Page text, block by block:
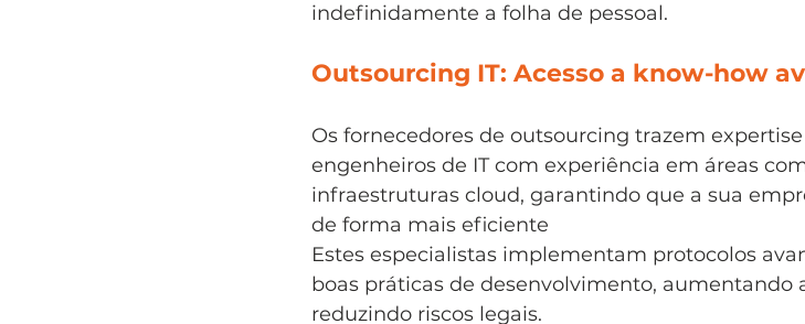
indefinidamente a folha de pessoal.
Outsourcing IT: Acesso a know-how
Os fornecedores de outsourcing trazem
engenheiros de IT com experiência em áreas
infraestruturas cloud, garantindo que a sua
de forma mais eficiente
Estes especialistas implementam protocolos
boas práticas de desenvolvimento, aumentando
reduzindo riscos legais.